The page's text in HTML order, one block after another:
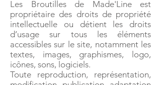
Les Broutilles de Made'Line est
propriétaire des droits de propriété
intellectuelle ou détient les droits
d’usage sur tous les éléments
accessibles sur le site, notamment les
textes, images, graphismes, logo,
icônes, sons, logiciels.
Toute reproduction, représentation,